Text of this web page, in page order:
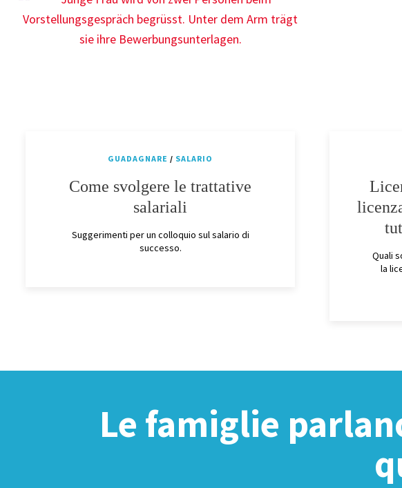
GUADAGNARE / SALARIO
Come svolgere le trattative
salariali
Suggerimenti per un colloquio sul salario di
successo.
Quali
la
Le famiglie